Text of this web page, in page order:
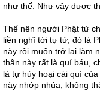
như thế. Như vậy được
Thế nên người Phật tử
liền nghĩ tới tự tử, đó là
này rồi muốn trở lại làm
thân này rất là quí báu,
là tự hủy hoại cái quí
này nhớp nhúa, không